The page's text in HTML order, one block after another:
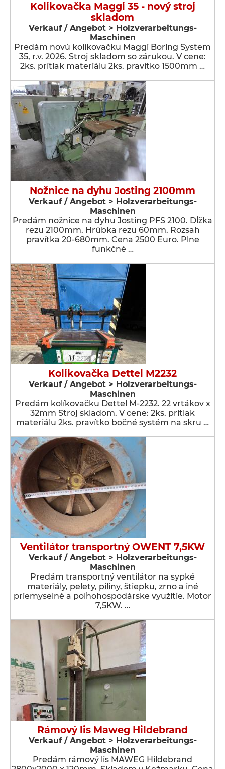
Kolikovačka Maggi 35 - nový stroj
skladom
Verkauf / Angebot > Holzverarbeitungs-
Maschinen
Predám novú kolíkovačku Maggi Boring System
35, r.v. 2026. Stroj skladom so zárukou. V cene:
2ks. prítlak materiálu 2ks. pravítko 1500mm …
Nožnice na dyhu Josting 2100mm
Verkauf / Angebot > Holzverarbeitungs-
Maschinen
Predám nožnice na dyhu Josting PFS 2100. Dĺžka
rezu 2100mm. Hrúbka rezu 60mm. Rozsah
pravítka 20-680mm. Cena 2500 Euro. Plne
funkčné …
Kolikovačka Dettel M2232
Verkauf / Angebot > Holzverarbeitungs-
Maschinen
Predám kolíkovačku Dettel M-2232. 22 vrtákov x
32mm Stroj skladom. V cene: 2ks. prítlak
materiálu 2ks. pravítko bočné systém na skru …
Ventilátor transportný OWENT 7,5KW
Verkauf / Angebot > Holzverarbeitungs-
Maschinen
Predám transportný ventilátor na sypké
materiály, pelety, piliny, štiepku, zrno a iné
priemyselné a poľnohospodárske využitie. Motor
7,5KW. …
Rámový lis Maweg Hildebrand
Verkauf / Angebot > Holzverarbeitungs-
Maschinen
Predám rámový lis MAWEG Hildebrand